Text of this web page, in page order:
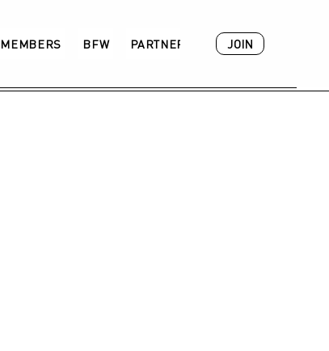
MEMBERS BFW PARTNER ACADEMY
JOIN